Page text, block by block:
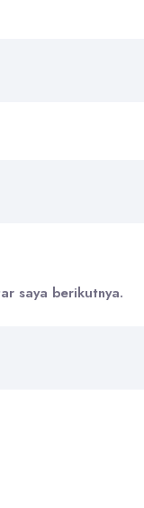
saya berikutnya.